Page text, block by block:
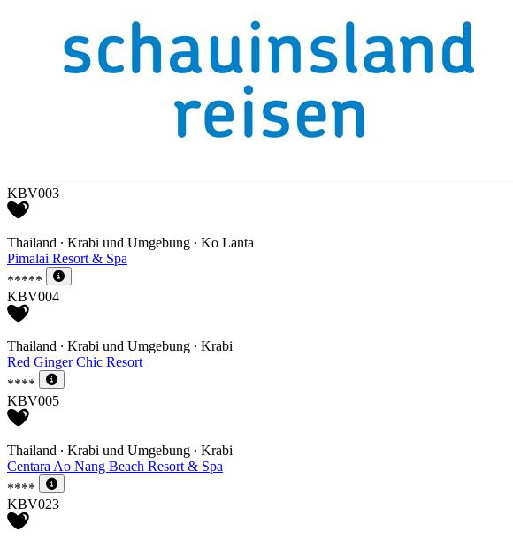
KBV003
Thailand ∙ Krabi und Umgebung ∙ Ko Lanta
Pimalai Resort & Spa
*****
KBV004
Thailand ∙ Krabi und Umgebung ∙ Krabi
Red Ginger Chic Resort
****
KBV005
Thailand ∙ Krabi und Umgebung ∙ Krabi
Centara Ao Nang Beach Resort & Spa
****
KBV023